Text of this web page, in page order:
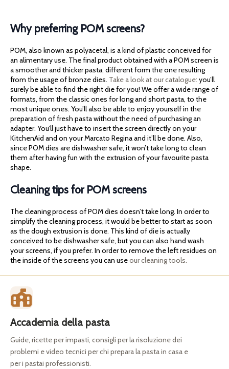
Why preferring POM screens?
POM, also known as polyacetal, is a kind of plastic conceived for
an alimentary use. The final product obtained with a POM screen is
a smoother and thicker pasta, different form the one resulting
from the usage of bronze dies. Take a look at our catalogue: you’ll
surely be able to find the right die for you! We offer a wide range of
formats, from the classic ones for long and short pasta, to the
most unique ones. You’ll also be able to enjoy yourself in the
preparation of fresh pasta without the need of purchasing an
adapter. You’ll just have to insert the screen directly on your
KitchenAid and on your Marcato Regina and it’ll be done. Also,
since POM dies are dishwasher safe, it won’t take long to clean
them after having fun with the extrusion of your favourite pasta
shape.
Cleaning tips for POM screens
The cleaning process of POM dies doesn’t take long. In order to
simplify the cleaning process, it would be better to start as soon
as the dough extrusion is done. This kind of die is actually
conceived to be dishwasher safe, but you can also hand wash
your screens, if you prefer. In order to remove the left residues on
the inside of the screens you can useour cleaning tools.
Accademia della pasta
Guide, ricette per impasti, consigli per la risoluzione dei
problemi e video tecnici per chi prepara la pasta in casa e
per i pastai professionisti.